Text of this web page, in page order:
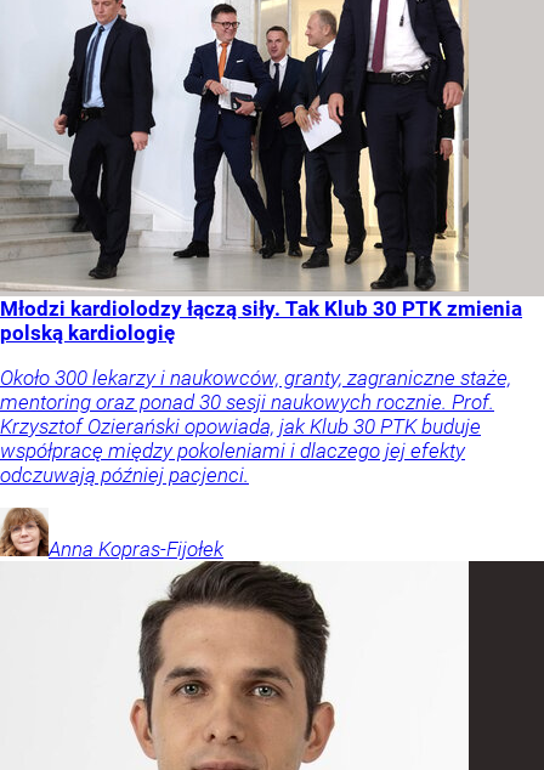
Młodzi kardiolodzy łączą siły. Tak Klub 30 PTK zmienia
polską kardiologię
Około 300 lekarzy i naukowców, granty, zagraniczne staże,
mentoring oraz ponad 30 sesji naukowych rocznie. Prof.
Krzysztof Ozierański opowiada, jak Klub 30 PTK buduje
współpracę między pokoleniami i dlaczego jej efekty
odczuwają później pacjenci.
Anna Kopras-Fijołek